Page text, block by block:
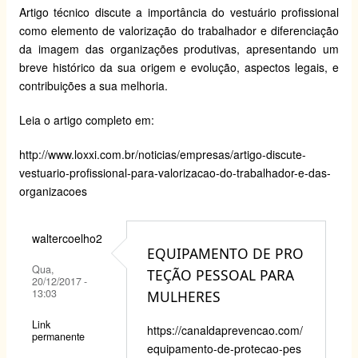
Artigo técnico discute a importância do vestuário profissional
como elemento de valorização do trabalhador e diferenciação
da imagem das organizações produtivas, apresentando um
breve histórico da sua origem e evolução, aspectos legais, e
contribuições a sua melhoria.
Leia o artigo completo em:
http://www.loxxi.com.br/noticias/empresas/artigo-discute-
vestuario-profissional-para-valorizacao-do-trabalhador-e-das-
organizacoes
waltercoelho2
Qua,
20/12/2017 -
13:03
Link
permanente
EQUIPAMENTO DE PRO
TEÇÃO PESSOAL PARA
MULHERES
https://canaldaprevencao.com/
equipamento-de-protecao-pes